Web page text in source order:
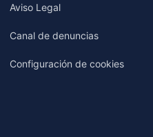
Aviso Legal
Canal de denuncias
Configuración de cookies